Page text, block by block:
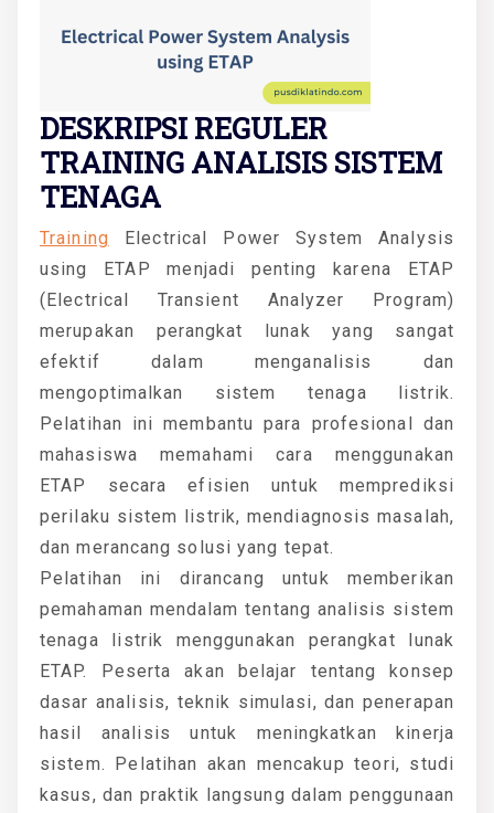
DESKRIPSI REGULER
TRAINING ANALISIS SISTEM
TENAGA
Training Electrical Power System Analysis
using ETAP menjadi penting karena ETAP
(Electrical Transient Analyzer Program)
merupakan perangkat lunak yang sangat
efektif dalam menganalisis dan
mengoptimalkan sistem tenaga listrik.
Pelatihan ini membantu para profesional dan
mahasiswa memahami cara menggunakan
ETAP secara efisien untuk memprediksi
perilaku sistem listrik, mendiagnosis masalah,
dan merancang solusi yang tepat.
Pelatihan ini dirancang untuk memberikan
pemahaman mendalam tentang analisis sistem
tenaga listrik menggunakan perangkat lunak
ETAP. Peserta akan belajar tentang konsep
dasar analisis, teknik simulasi, dan penerapan
hasil analisis untuk meningkatkan kinerja
sistem. Pelatihan akan mencakup teori, studi
kasus, dan praktik langsung dalam penggunaan